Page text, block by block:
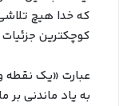
که خدا هیچ
کوچکترین
عبارت «یک نقطه
به یاد ماندنی بر